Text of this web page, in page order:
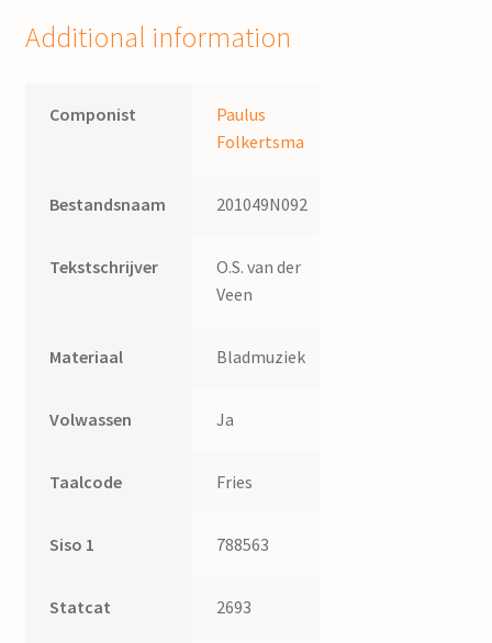
Additional information
Componist
Paulus
Folkertsma
Bestandsnaam 201049N092
Tekstschrijver
O.S. van der
Veen
Materiaal Bladmuziek
Volwassen Ja
Taalcode Fries
Siso 1 788563
Statcat 2693